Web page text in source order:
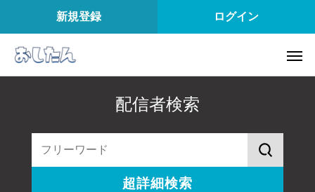
新規登録 ログイン
配信者検索
超詳細検索